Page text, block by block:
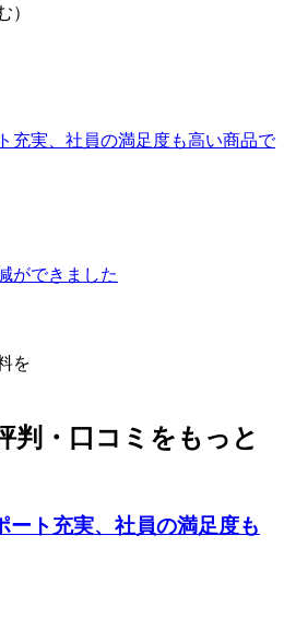
）
充実、社員の満足度も高い商品で
ができました
を
判・口コミをもっと
ート充実、社員の満足度も